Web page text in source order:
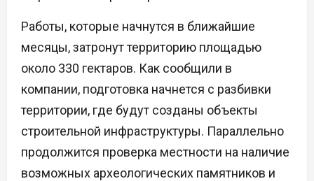
Работы, которые начнутся в ближайшие
месяцы, затронут территорию площадью
около 330 гектаров. Как сообщили в
компании, подготовка начнется с разбивки
территории, где будут созданы объекты
строительной инфраструктуры. Параллельно
продолжится проверка местности на наличие
возможных археологических памятников и